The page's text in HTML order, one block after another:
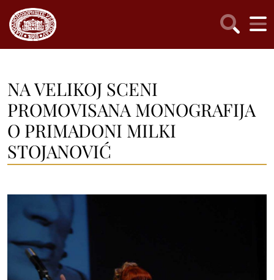
NA VELIKOJ SCENI
PROMOVISANA MONOGRAFIJA
O PRIMADONI MILKI
STOJANOVIĆ